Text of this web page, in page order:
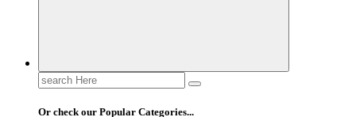
Search
for:
Or check our Popular Categories...